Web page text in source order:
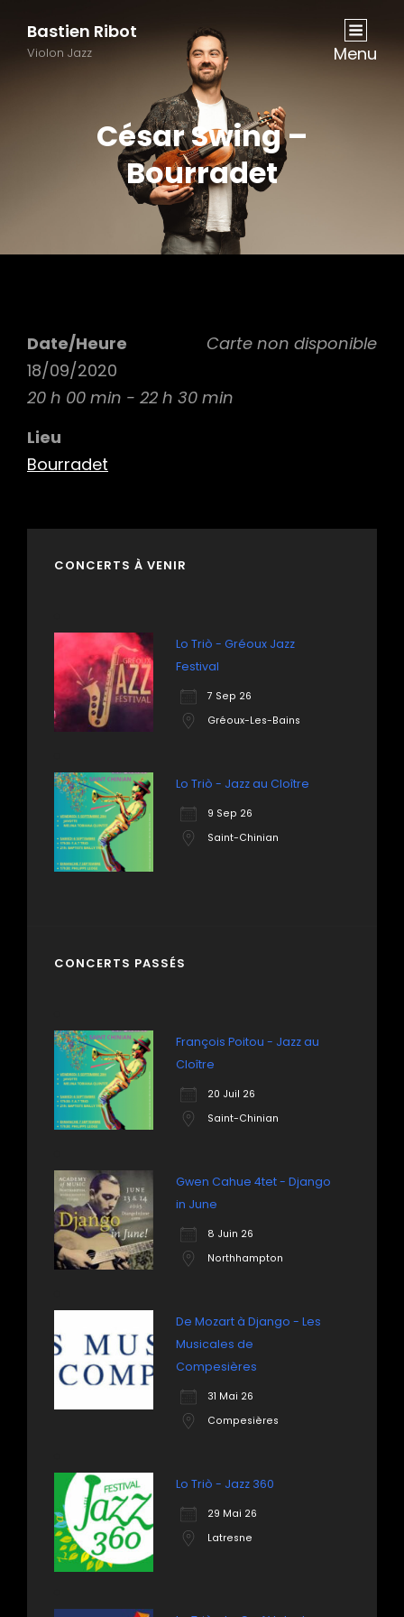
Bastien Ribot
Violon Jazz Menu
César Swing –
Bourradet
Carte non disponible
Date/Heure
18/09/2020
20 h 00 min - 22 h 30 min
Lieu
Bourradet
CONCERTS À VENIR
Lo Triò - Gréoux Jazz
Festival
7 Sep 26
Gréoux-Les-Bains
Lo Triò - Jazz au Cloître
9 Sep 26
Saint-Chinian
CONCERTS PASSÉS
François Poitou - Jazz au
Cloître
20 Juil 26
Saint-Chinian
Gwen Cahue 4tet - Django
in June
8 Juin 26
Northhampton
De Mozart à Django - Les
Musicales de
Compesières
31 Mai 26
Compesières
Lo Triò - Jazz 360
29 Mai 26
Latresne